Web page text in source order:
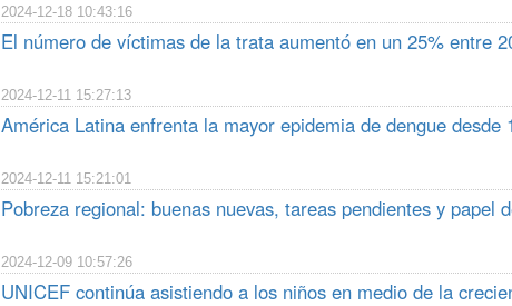
2024-12-18 10:43:16
El número de víctimas de la trata aumentó en un 25% entre
2024-12-11 15:27:13
América Latina enfrenta la mayor epidemia de dengue desde
2024-12-11 15:21:01
Pobreza regional: buenas nuevas, tareas pendientes y papel
2024-12-09 10:57:26
UNICEF continúa asistiendo a los niños en medio de la